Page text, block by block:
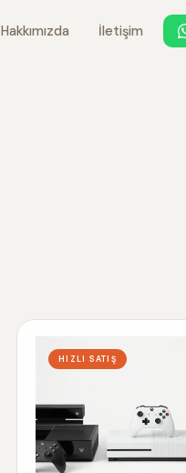
Hakkımızda İletişim
HIZLI SATIŞ